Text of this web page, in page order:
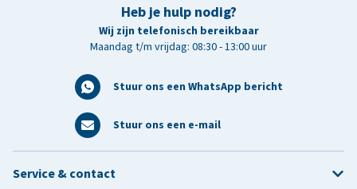
Heb je hulp nodig?
Wij zijn telefonisch bereikbaar
Maandag t/m vrijdag: 08:30 - 13:00 uur
Stuur ons een WhatsApp bericht
Stuur ons een e-mail
Service & contact